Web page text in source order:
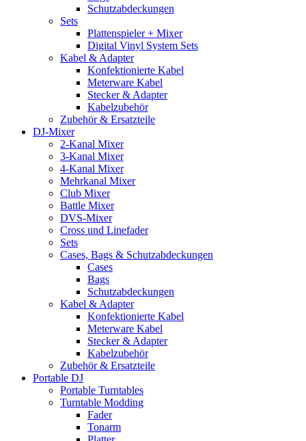
Schutzabdeckungen
Sets
Plattenspieler + Mixer
Digital Vinyl System Sets
Kabel & Adapter
Konfektionierte Kabel
Meterware Kabel
Stecker & Adapter
Kabelzubehör
Zubehör & Ersatzteile
DJ-Mixer
2-Kanal Mixer
3-Kanal Mixer
4-Kanal Mixer
Mehrkanal Mixer
Club Mixer
Battle Mixer
DVS-Mixer
Cross und Linefader
Sets
Cases, Bags & Schutzabdeckungen
Cases
Bags
Schutzabdeckungen
Kabel & Adapter
Konfektionierte Kabel
Meterware Kabel
Stecker & Adapter
Kabelzubehör
Zubehör & Ersatzteile
Portable DJ
Portable Turntables
Turntable Modding
Fader
Tonarm